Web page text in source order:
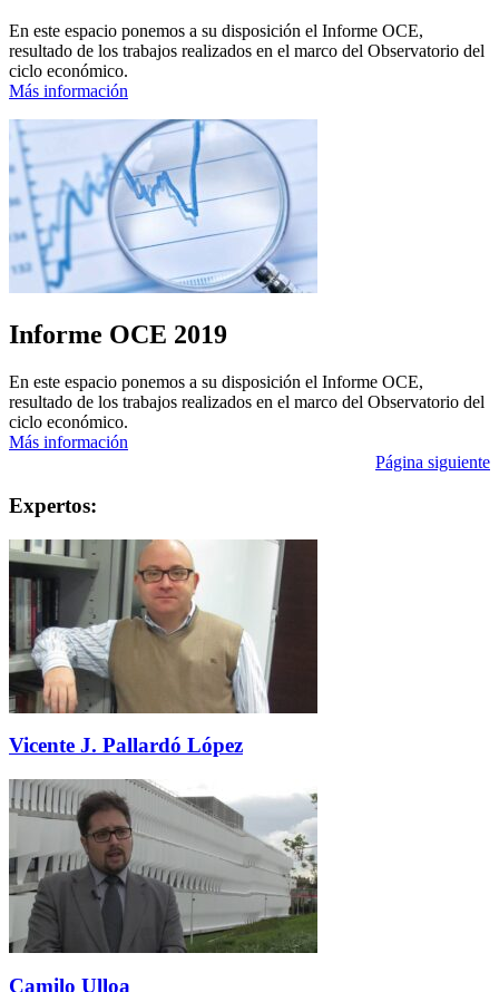
En este espacio ponemos a su disposición el Informe OCE,
resultado de los trabajos realizados en el marco del Observatorio del
ciclo económico.
Más información
Informe OCE 2019
En este espacio ponemos a su disposición el Informe OCE,
resultado de los trabajos realizados en el marco del Observatorio del
ciclo económico.
Más información
Página siguiente
Expertos:
Vicente J. Pallardó López
Camilo Ulloa